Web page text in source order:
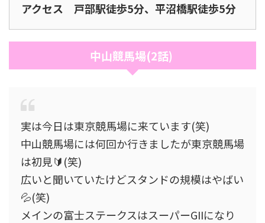
アクセス 戸部駅徒歩5分、平沼橋駅徒歩5分
中山競馬場(2話)
実は今日は東京競馬場に来ています(笑)
中山競馬場には何回か行きましたが東京競馬場
は初見🔰(笑)
広いと聞いていたけどスタンドの規模はやばい
💦(笑)
メインの富士ステークスはスーパーGIIになり